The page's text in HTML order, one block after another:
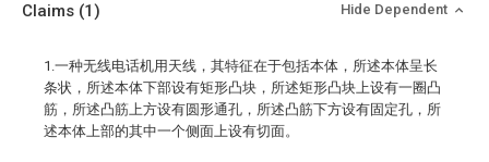
Claims (1) Hide Dependent
1.一种无线电话机用天线，其特征在于包括本体，所述本体呈长
条状，所述本体下部设有矩形凸块，所述矩形凸块上设有一圈凸
筋，所述凸筋上方设有圆形通孔，所述凸筋下方设有固定孔，所
述本体上部的其中一个侧面上设有切面。